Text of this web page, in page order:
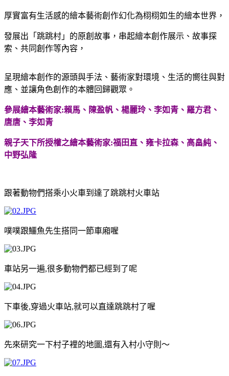
厚實富有生活感的繪本藝術創作幻化為栩栩如生的繪本世界，
發展出「跳跳村」的原創故事，串起繪本創作展示、故事探
索、共同創作等內容，
呈現繪本創作的源頭與手法、藝術家對環境、生活的嚮往與對
應、並讓角色創作的本體回歸觀眾。
參展繪本藝術家:賴馬、陳盈帆、楊麗玲、李如青、羅方君、
唐唐、李如青
親子天下所授權之繪本藝術家:福田直、雍卡拉森、高畠純、
中野弘隆
跟著動物們搭乘小火車到達了跳跳村火車站
噗噗跟鱷魚先生搭同一節車廂喔
車站另一遍,很多動物們都已經到了呢
下車後,穿過火車站,就可以直達跳跳村了喔
先來研究一下村子裡的地圖 ,還有入村小守則～